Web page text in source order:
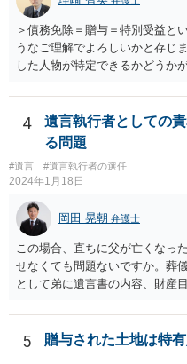
＞債務免除＝贈与＝特別受益と
うなご理解でよろしいかと存じ
した人物が特定できるかどうか
4
遺言執行者としての
る問題
#遺言 #遺言執行者の選任
2024年1月18日
岡田 晃朝 弁護士
この場合、直ちに父が亡くなっ
せなくても問題ないですか。葬
として弟に遺言書の内容、財産
るかは喪主の自由です。 呼ばな
いう法律関係にありません。
5 贈与された土地は特